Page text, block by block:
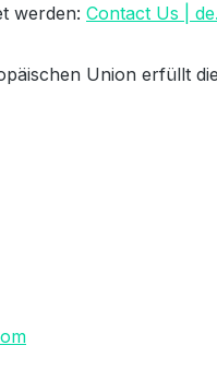
werden: Contact Us |
Union erfüllt